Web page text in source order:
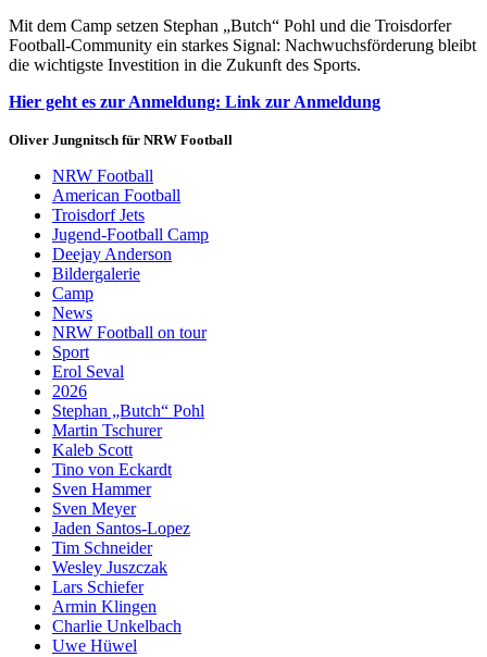
Mit dem Camp setzen Stephan „Butch“ Pohl und die Troisdorfer
Football-Community ein starkes Signal: Nachwuchsförderung bleibt
die wichtigste Investition in die Zukunft des Sports.
Hier geht es zur Anmeldung: Link zurAnmeldung
Oliver Jungnitsch für NRW Football
NRW Football
American Football
Troisdorf Jets
Jugend-Football Camp
Deejay Anderson
Bildergalerie
Camp
News
NRW Football on tour
Sport
Erol Seval
2026
Stephan „Butch“ Pohl
Martin Tschurer
Kaleb Scott
Tino von Eckardt
Sven Hammer
Sven Meyer
Jaden Santos-Lopez
Tim Schneider
Wesley Juszczak
Lars Schiefer
Armin Klingen
Charlie Unkelbach
Uwe Hüwel